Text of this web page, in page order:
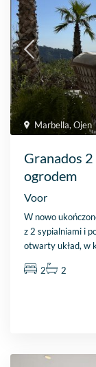
Marbella,Ojen
Granados
ogrodem
Voor
W nowo
z 2 sypialniami i
otwarty układ, w
2 2